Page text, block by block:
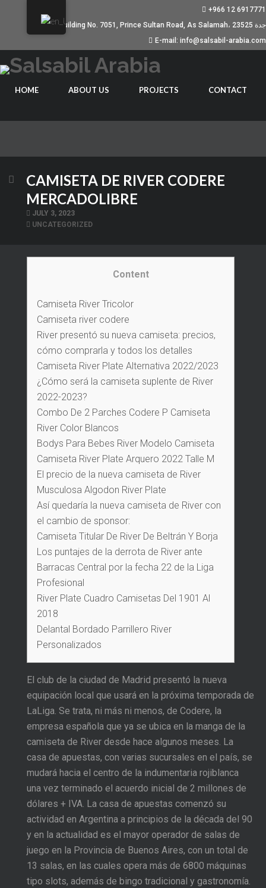
+966 12 6917771
Building No. 7051, Prince Sultan Road, As Salamah، جدة 23525
E-mail: info@salsabil-arabia.com
HOME ABOUT US PROJECTS CONTACT
CAMISETA DE RIVER CODERE
MERCADOLIBRE
JULY 3, 2023
UNCATEGORIZED
Content
Camiseta River Tricolor
Camiseta river codere
River presentó su nueva camiseta: precios,
cómo comprarla y todos los detalles
Camiseta River Plate Alternativa 2022/2023
¿Cómo será la camiseta suplente de River
2022-2023?
Combo De 2 Parches Codere P Camiseta
River Color Blancos
Bodys Para Bebes River Modelo Camiseta
Camiseta River Plate Arquero 2022 Talle M
El precio de la nueva camiseta de River
Musculosa Algodon River Plate
Así quedaría la nueva camiseta de River con
el cambio de sponsor:
Camiseta Titular De River De Beltrán Y Borja
Los puntajes de la derrota de River ante
Barracas Central por la fecha 22 de la Liga
Profesional
River Plate Cuadro Camisetas Del 1901 Al
2018
Delantal Bordado Parrillero River
Personalizados
El club de la ciudad de Madrid presentó la nueva
equipación local que usará en la próxima temporada de
LaLiga. Se trata, ni más ni menos, de Codere, la
empresa española que ya se ubica en la manga de la
camiseta de River desde hace algunos meses. La
casa de apuestas, con varias sucursales en el país, se
mudará hacia el centro de la indumentaria rojiblanca
una vez terminado el acuerdo inicial de 2 millones de
dólares + IVA. La casa de apuestas comenzó su
actividad en Argentina a principios de la década del 90
y en la actualidad es el mayor operador de salas de
juego en la Provincia de Buenos Aires, con un total de
13 salas, en las cuales opera más de 6800 máquinas
tipo slots, además de bingo tradicional y gastronomía.